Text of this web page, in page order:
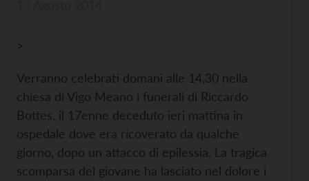
>
Verranno celebrati domani alle 14,30 nella
chiesa di Vigo Meano i funerali di Riccardo
Bottes, il 17enne deceduto ieri mattina in
ospedale dove era ricoverato da qualche
giorno, dopo un attacco di epilessia. La tragica
scomparsa del giovane ha lasciato nel dolore i